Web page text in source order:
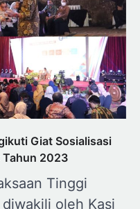
Giat Sosialisasi
Tahun 2023
Tinggi
oleh Kasi